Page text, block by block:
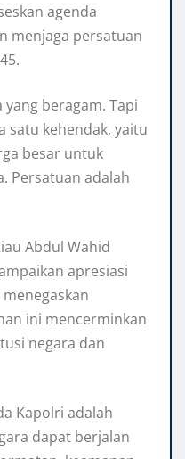
agenda
menjaga persatuan
yang beragam. Tapi
satu kehendak, yaitu
besar untuk
Persatuan adalah
Abdul Wahid
apresiasi
ini mencerminkan
negara dan
Kapolri adalah
dapat berjalan